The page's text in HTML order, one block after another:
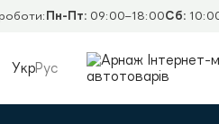
Пн-Пт: 09:00–18:00Сб:
УкрРус